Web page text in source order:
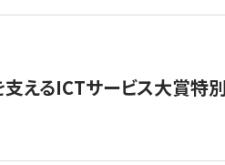
えるICTサービス大賞特